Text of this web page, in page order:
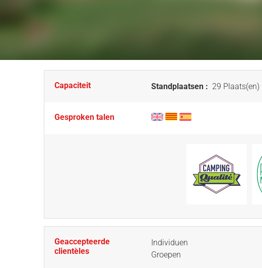
Capaciteit Standplaatsen : 29 Plaats(en)
Gesproken talen
Geaccepteerde
clientèles
Individuen
Groepen